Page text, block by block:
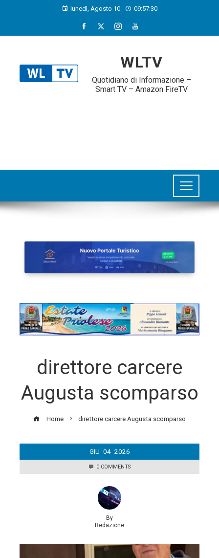
lunedì, Agosto 10 09:57:31
WLTV
Quotidiano di Informazione –
Smart TV – Amazon FireTV
direttore carcere
Augusta scomparso
Home direttore carcere Augusta scomparso
GIU 04 2026
0 COMMENTS
By
Redazione